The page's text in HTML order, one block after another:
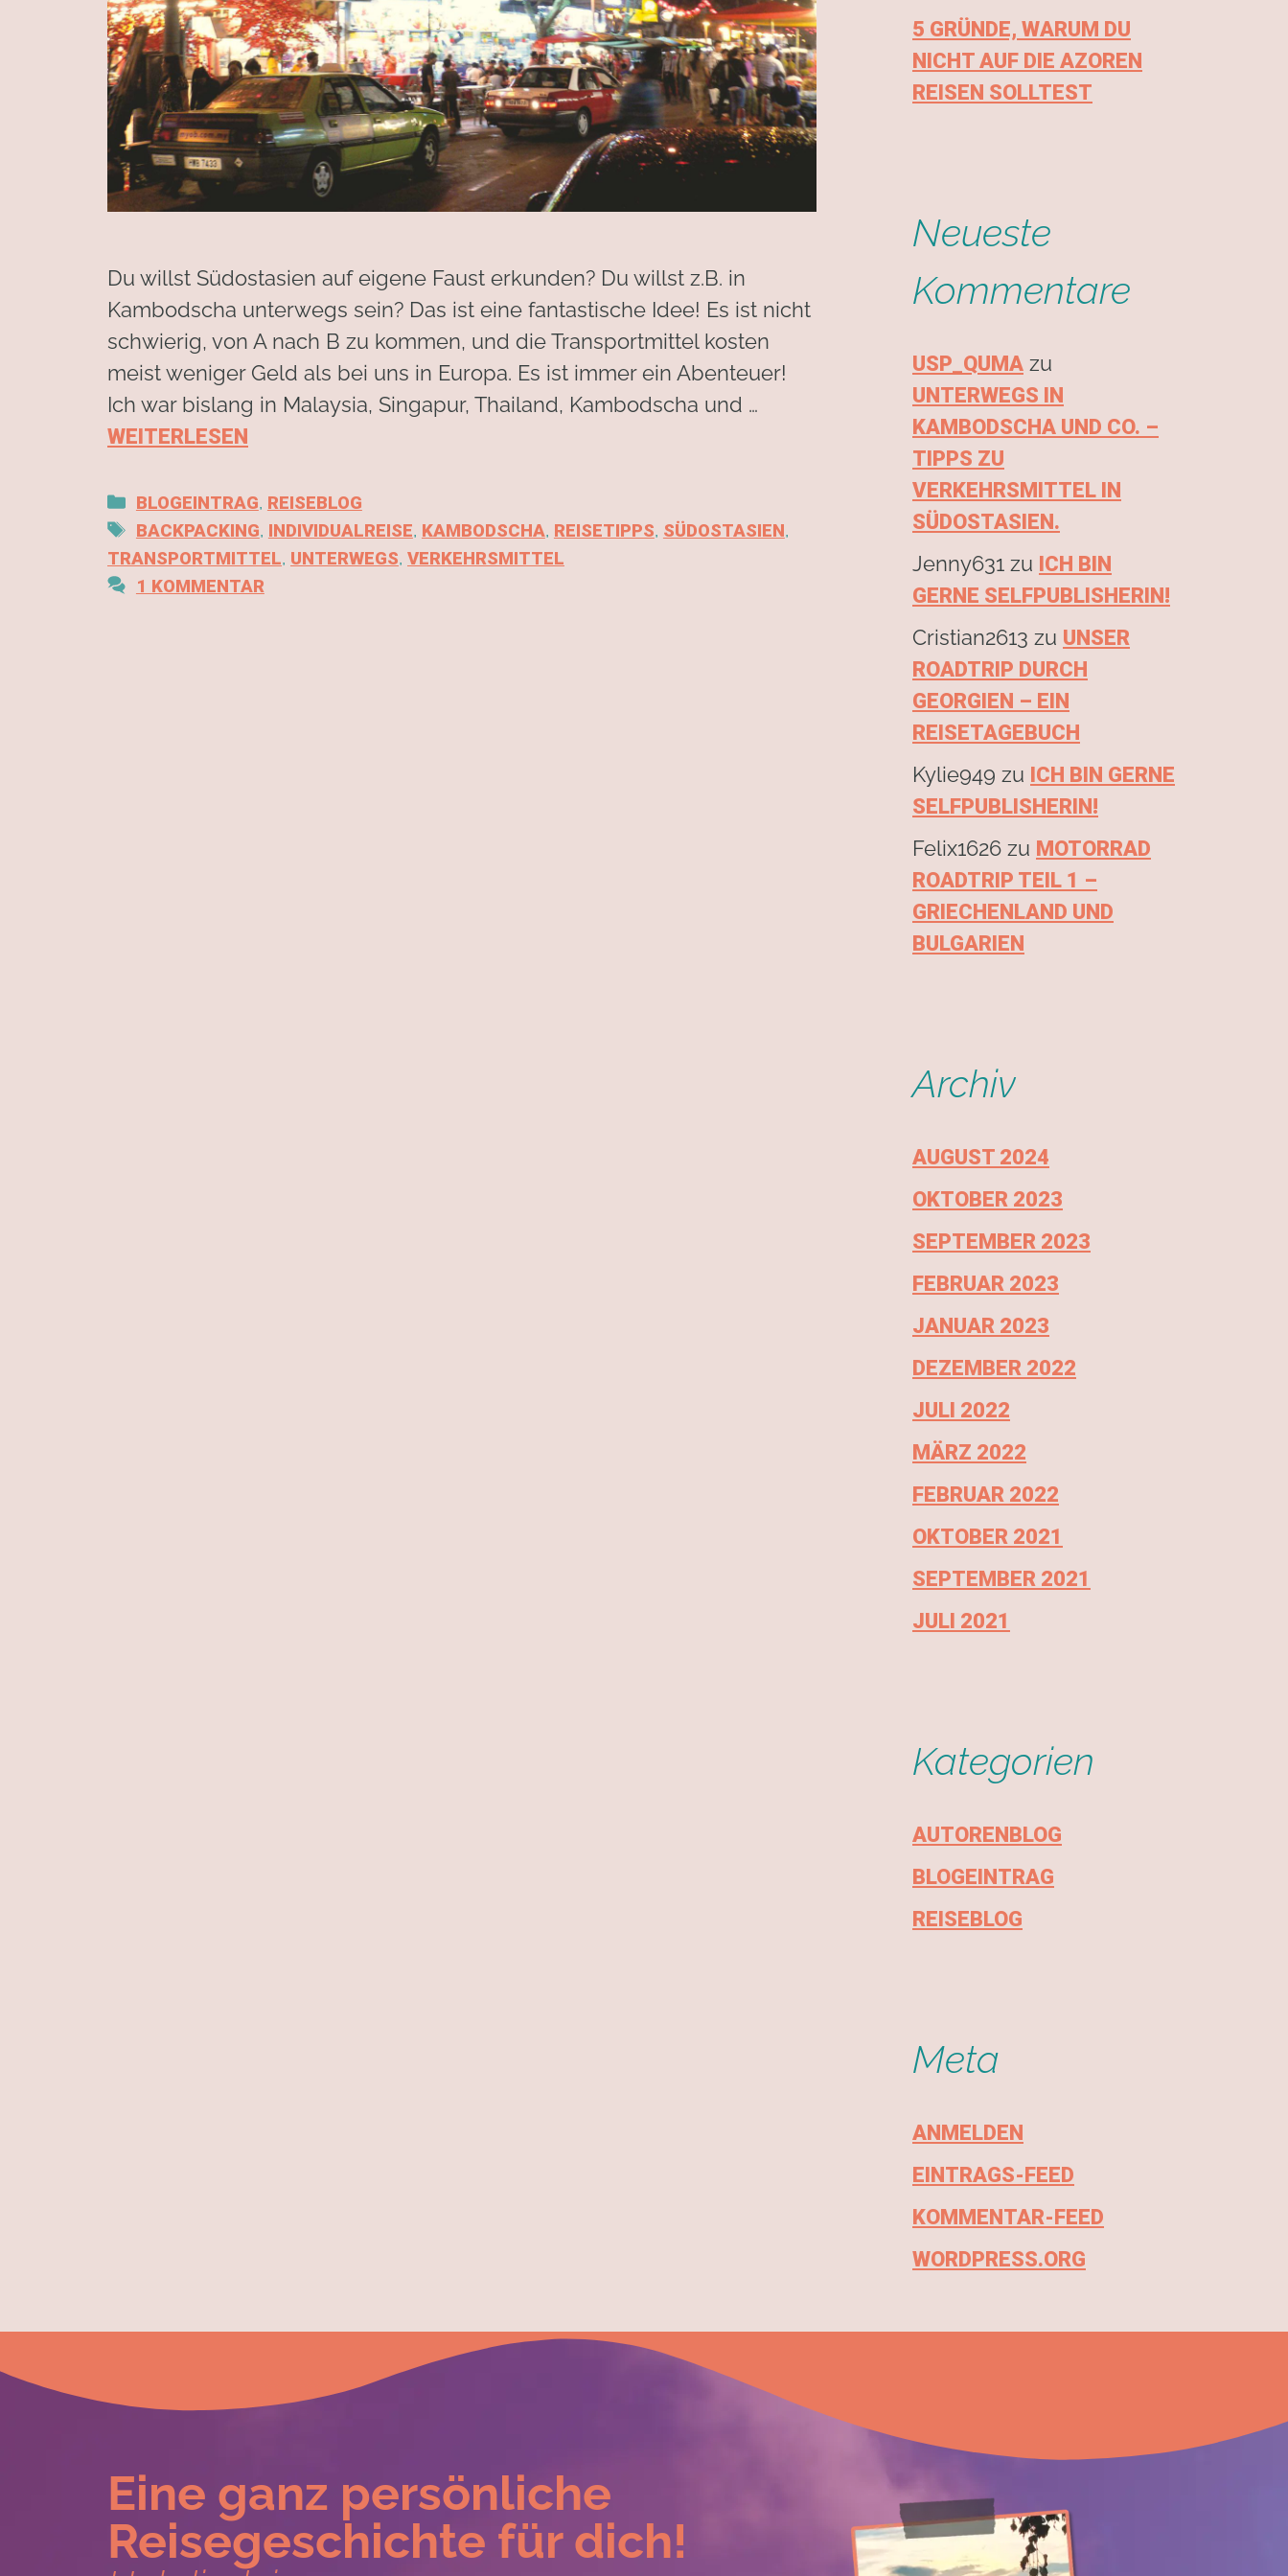
Du willst Südostasien auf eigene Faust erkunden? Du willst z.B. in
Kambodscha unterwegs sein? Das ist eine fantastische Idee! Es ist nicht
schwierig, von A nach B zu kommen, und die Transportmittel kosten
meist weniger Geld als bei uns in Europa. Es ist immer ein Abenteuer!
Ich war bislang in Malaysia, Singapur, Thailand, Kambodscha und …
WEITERLESEN
BLOGEINTRAG, REISEBLOG
BACKPACKING, INDIVIDUALREISE, KAMBODSCHA, REISETIPPS, SÜDOSTASIEN,
TRANSPORTMITTEL, UNTERWEGS, VERKEHRSMITTEL
1 KOMMENTAR
5 GRÜNDE, WARUM DU
NICHT AUF DIE AZOREN
REISEN SOLLTEST
Neueste
Kommentare
USP_QUMA zu
UNTERWEGS IN
KAMBODSCHA UND CO. –
TIPPS ZU
VERKEHRSMITTEL IN
SÜDOSTASIEN.
Jenny631 zu ICH BIN
GERNE SELFPUBLISHERIN!
Cristian2613 zu UNSER
ROADTRIP DURCH
GEORGIEN – EIN
REISETAGEBUCH
Kylie949 zu ICH BIN GERNE
SELFPUBLISHERIN!
Felix1626 zu MOTORRAD
ROADTRIP TEIL 1 –
GRIECHENLAND UND
BULGARIEN
Archiv
AUGUST 2024
OKTOBER 2023
SEPTEMBER 2023
FEBRUAR 2023
JANUAR 2023
DEZEMBER 2022
JULI 2022
MÄRZ 2022
FEBRUAR 2022
OKTOBER 2021
SEPTEMBER 2021
JULI 2021
Kategorien
AUTORENBLOG
BLOGEINTRAG
REISEBLOG
Meta
ANMELDEN
EINTRAGS-FEED
KOMMENTAR-FEED
WORDPRESS.ORG
Eine ganz persönliche
Reisegeschichte für dich!